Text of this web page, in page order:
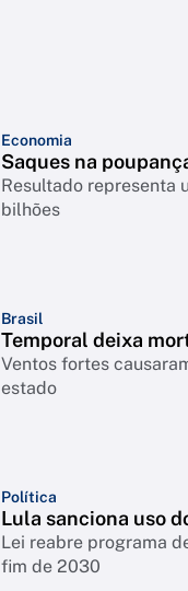
Economia
Saques na
Resultado representa
bilhões
Brasil
Temporal deixa
Ventos fortes
estado
Política
Lula sanciona uso
Lei reabre programa
fim de 2030